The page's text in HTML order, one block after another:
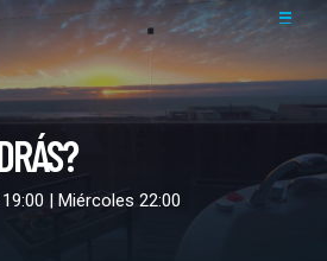
| Miércoles 22:00